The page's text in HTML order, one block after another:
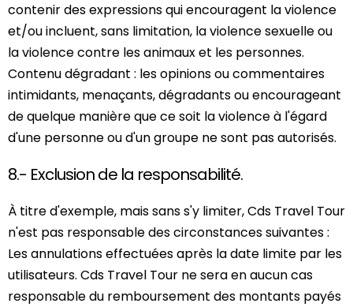
contenir des expressions qui encouragent la violence
et/ou incluent, sans limitation, la violence sexuelle ou
la violence contre les animaux et les personnes.
Contenu dégradant : les opinions ou commentaires
intimidants, menaçants, dégradants ou encourageant
de quelque manière que ce soit la violence à l'égard
d'une personne ou d'un groupe ne sont pas autorisés.
8.- Exclusion de la responsabilité.
À titre d'exemple, mais sans s'y limiter, Cds Travel Tour
n'est pas responsable des circonstances suivantes :
Les annulations effectuées après la date limite par les
utilisateurs. Cds Travel Tour ne sera en aucun cas
responsable du remboursement des montants payés